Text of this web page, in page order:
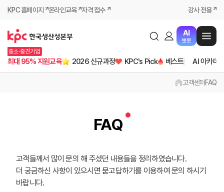
KPC 홈페이지 온라인교육 자격 접수 강사 전용
AI
챗봇
중소·중견기업
최대 95% 지원교육 2026 신규과정 KPC's Pick 베스트 AI 아카데
고객센터 FAQ
FAQ
고객들께서 많이 문의 해 주셨던 내용들을 정리하였습니다.
더 궁금하신 사항이 있으시면 묻고답하기를 이용하여 문의 하시기
바랍니다.